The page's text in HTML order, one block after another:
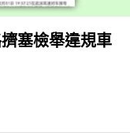
塞檢舉違規車